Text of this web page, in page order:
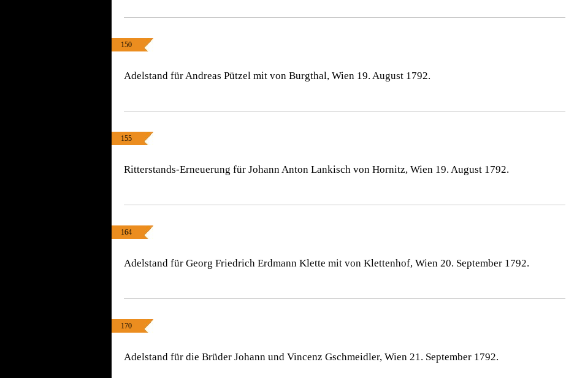
150
Adelstand für Andreas Pützel mit von Burgthal, Wien 19. August 1792.
155
Ritterstands-Erneuerung für Johann Anton Lankisch von Hornitz, Wien 19. August 1792.
164
Adelstand für Georg Friedrich Erdmann Klette mit von Klettenhof, Wien 20. September 1792.
170
Adelstand für die Brüder Johann und Vincenz Gschmeidler, Wien 21. September 1792.